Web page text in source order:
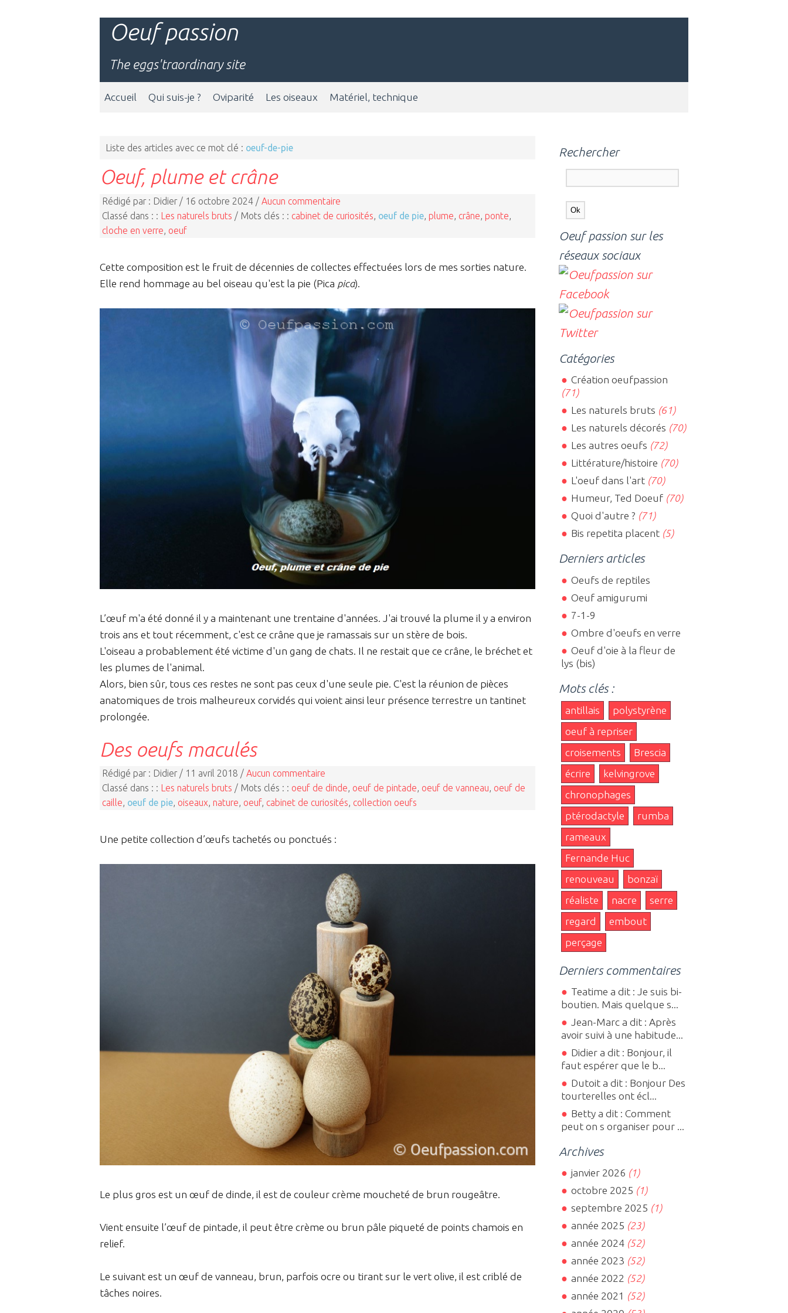
Oeuf passion
The eggs'traordinary site
Accueil Qui suis-je ? Oviparité Les oiseaux Matériel, technique
Liste des articles avec ce mot clé : oeuf-de-pie
Oeuf, plume et crâne
Rédigé par : Didier / 16 octobre 2024 / Aucun commentaire
Classé dans : : Les naturels bruts / Mots clés : : cabinet de curiosités oeuf de pie plume crâne ponte
cloche en verre oeuf
Cette composition est le fruit de décennies de collectes effectuées lors de mes sorties nature.
Elle rend hommage au bel oiseau qu'est la pie (Pica pica).
L’œuf m'a été donné il y a maintenant une trentaine d'années. J'ai trouvé la plume il y a environ
trois ans et tout récemment, c'est ce crâne que je ramassais sur un stère de bois.
L'oiseau a probablement été victime d'un gang de chats. Il ne restait que ce crâne, le bréchet et
les plumes de l'animal.
Alors, bien sûr, tous ces restes ne sont pas ceux d'une seule pie. C'est la réunion de pièces
anatomiques de trois malheureux corvidés qui voient ainsi leur présence terrestre un tantinet
prolongée.
Des oeufs maculés
Rédigé par : Didier / 11 avril 2018 / Aucun commentaire
Classé dans : :
Les naturels bruts / Mots clés : : oeuf de dinde, oeuf de pintade, oeuf de vanneau, oeuf de
caille, oeuf de pie, oiseaux, nature, oeuf, cabinet de curiosités, collection oeufs
Une petite collection d’œufs tachetés ou ponctués :
Le plus gros est un œuf de dinde, il est de couleur crème moucheté de brun rougeâtre.
Vient ensuite l’œuf de pintade, il peut être crème ou brun pâle piqueté de points chamois en
relief.
Le suivant est un œuf de vanneau, brun, parfois ocre ou tirant sur le vert olive, il est criblé de
tâches noires.
Rechercher
Oeuf passion sur les
réseaux sociaux
Catégories
Création oeufpassion
(71)
Les naturels bruts (61)
Les naturels décorés (70)
Les autres oeufs (72)
Littérature/histoire (70)
L'oeuf dans l'art(70)
Humeur, Ted Doeuf(70)
Quoi d'autre ? (71)
Bis repetita placent(5)
Derniers articles
Oeufs de reptiles
Oeuf amigurumi
7-1-9
Ombre d'oeufs en verre
Oeuf d'oie à la fleur de
lys (bis)
Mots clés :
antillais
polystyrène
oeuf à repriser
croisements
Brescia
écrire
kelvingrove
chronophages
ptérodactyle
rumba
rameaux
Fernande Huc
renouveau
bonzaï
réaliste
nacre
serre
regard
embout
perçage
Derniers commentaires
Teatime a dit : Je suis bi-
boutien. Mais quelque s...
Jean-Marc a dit : Après
avoir suivi à une habitude...
Didier a dit : Bonjour, il
faut espérer que le b...
Dutoit a dit : Bonjour Des
tourterelles ont écl...
Betty a dit : Comment
peut on s organiser pour ...
Archives
janvier 2026 (1)
octobre 2025 (1)
septembre 2025 (1)
année 2025 (23)
année 2024(52)
année 2023 (52)
année 2022 (52)
année 2021 (52)